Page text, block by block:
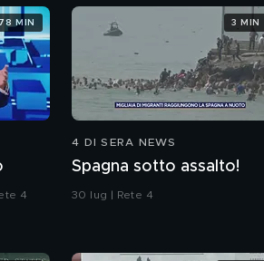
4
MIN
4 DI SERA NEWS
Spagna sotto assalto!
30 lug | Rete 4
3 MIN